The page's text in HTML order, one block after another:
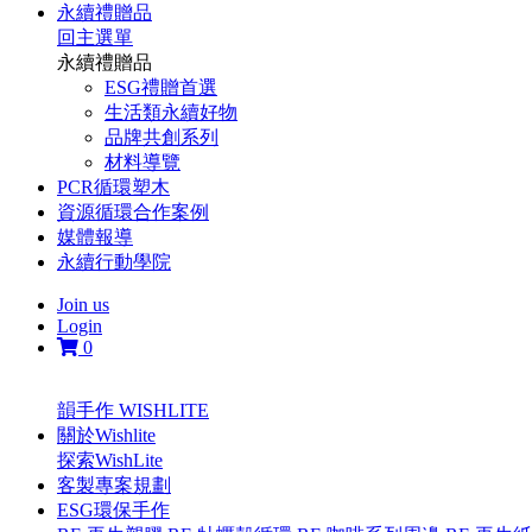
永續禮贈品
回主選單
永續禮贈品
ESG禮贈首選
生活類永續好物
品牌共創系列
材料導覽
PCR循環塑木
資源循環合作案例
媒體報導
永續行動學院
Join us
Login
0
韻手作 WISHLITE
關於Wishlite
探索WishLite
客製專案規劃
ESG環保手作